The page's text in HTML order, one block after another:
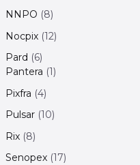
NNPO 8
Nocpix 12
Pard 6
Pantera 1
Pixfra 4
Pulsar 10
Rix 8
Senopex 17